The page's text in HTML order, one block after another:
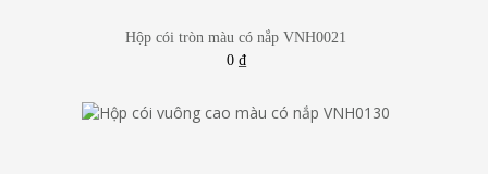
Hộp cói tròn màu có nắp VNH0021
0 ₫